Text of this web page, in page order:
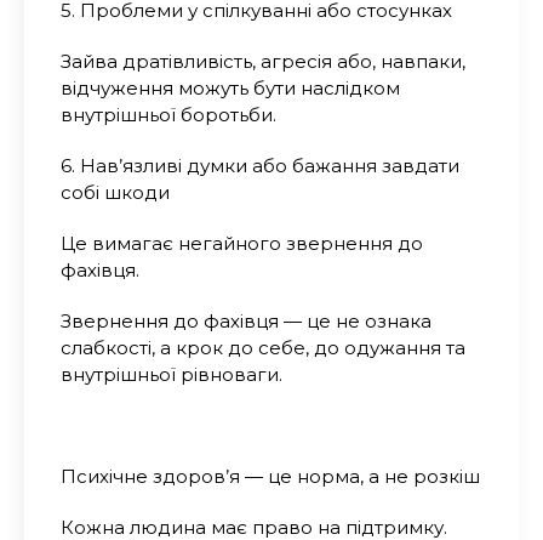
5. Проблеми у спілкуванні або стосунках
Зайва дратівливість, агресія або, навпаки,
відчуження можуть бути наслідком
внутрішньої боротьби.
6. Нав’язливі думки або бажання завдати
собі шкоди
Це вимагає негайного звернення до
фахівця.
Звернення до фахівця — це не ознака
слабкості, а крок до себе, до одужання та
внутрішньої рівноваги.
Психічне здоров’я — це норма, а не розкіш
Кожна людина має право на підтримку.